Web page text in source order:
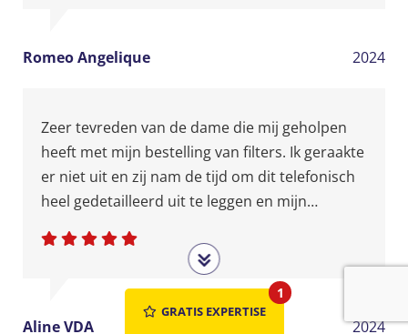
Romeo Angelique 2024
Zeer tevreden van de dame die mij geholpen
heeft met mijn bestelling van filters. Ik geraakte
er niet uit en zij nam de tijd om dit telefonisch
heel gedetailleerd uit te leggen en mijn
mijn filters al. Thanks Evelien!
Aline VDA 2024
1
GRATIS EXPERTISE